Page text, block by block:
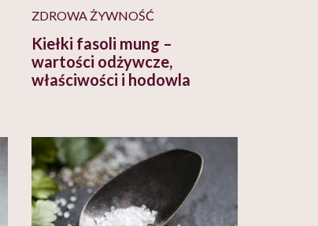
ZDROWA ŻYWNOŚĆ
Kiełki fasoli mung –
wartości odżywcze,
właściwości i hodowla